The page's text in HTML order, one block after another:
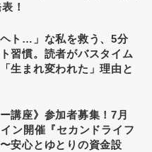
！
ヘト…」な私を救う、5分
習慣。読者がバスタイム
生まれ変われた」理由と
講座》参加者募集！7月
ン開催『セカンドライフ
安心とゆとりの資金設